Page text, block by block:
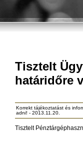
Tisztelt
határidőre
Korrekt tájékoztatást és
adni! - 2013.11.20.
Tisztelt